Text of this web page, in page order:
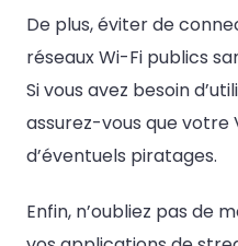
De plus, éviter de
réseaux Wi-Fi publics
Si vous avez besoin
assurez-vous que votre
d’éventuels piratages.
Enfin, n’oubliez pas de